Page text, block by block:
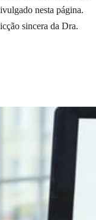
nesta página.
sincera da Dra.